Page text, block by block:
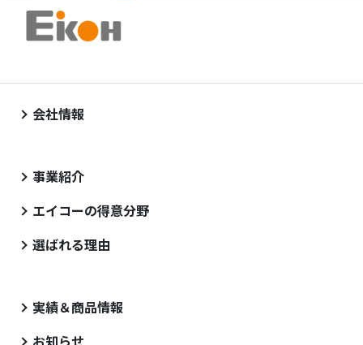
会社情報
事業紹介
エイコーの得意分野
選ばれる理由
実績＆商品情報